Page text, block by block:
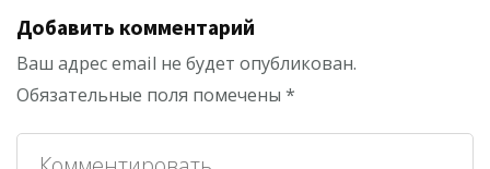
Добавить комментарий
Ваш адрес email не будет опубликован.
Обязательные поля помечены *